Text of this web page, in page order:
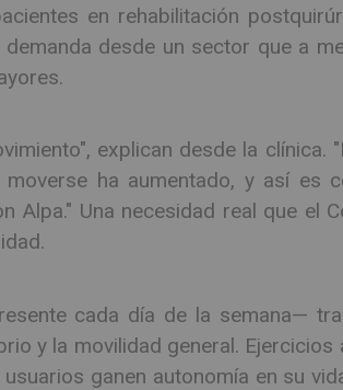
en rehabilitación
desde un sector que a
explican desde la clínica.
ha aumentado, y así es
Alpa." Una necesidad real que el
cada día de la semana—
y la movilidad general. Ejercicios
ganen autonomía en su